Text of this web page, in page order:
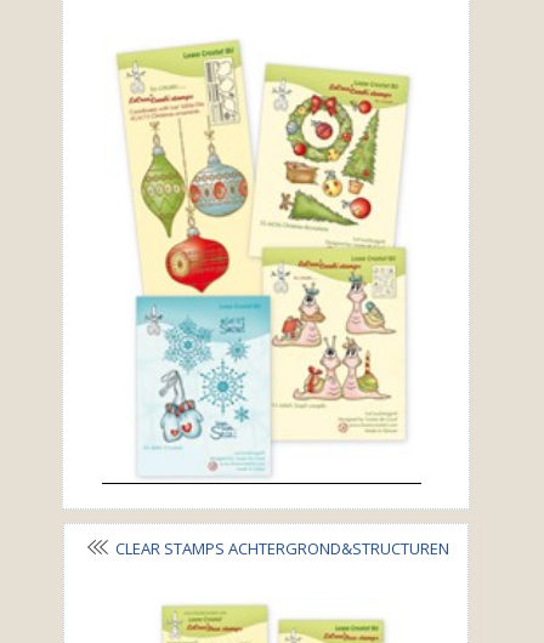
CLEAR STAMPS ACHTERGROND&STRUCTUREN